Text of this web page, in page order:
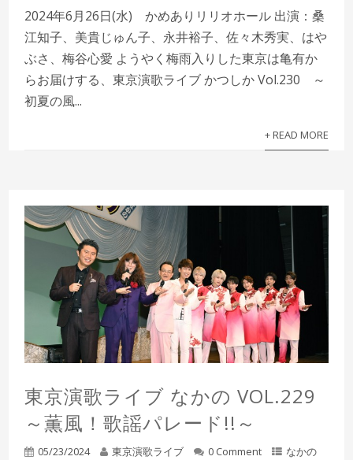
2024年6月26日(水) かめありリリオホール 出演：桑
江知子、美貴じゅん子、永井裕子、佐々木秀実、はや
ぶさ、梅谷心愛 ようやく梅雨入りした東京は亀有か
らお届けする、東京演歌ライブ かつしか Vol.230 ～
初夏の風...
+ READ MORE
東京演歌ライブ なかの VOL.229
～薫風！歌謡パレード!!～
05/23/2024 東京演歌ライブ 0 Comment なかの